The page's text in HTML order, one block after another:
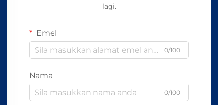
lagi.
Emel
0/100
Nama
0/100